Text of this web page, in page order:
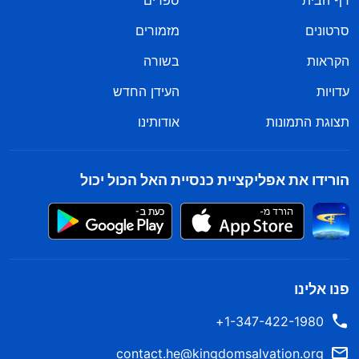
סרטונים
מזמורים
הקראות
בשורה
עדויות
העידן החדש
תצוגת התמונות
אודותינו
הורידו את אפליקציית כנסיית האל הכול יכול
פנו אלינו
1-347-422-1980+
contact.he@kingdomsalvation.org